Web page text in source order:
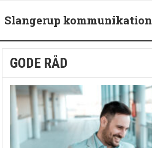
Slangerup kommunikation
GODE RÅD